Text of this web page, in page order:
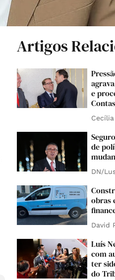
Artigos
e
Contas
de
DN/
obras
David
Luís
com
ter
do